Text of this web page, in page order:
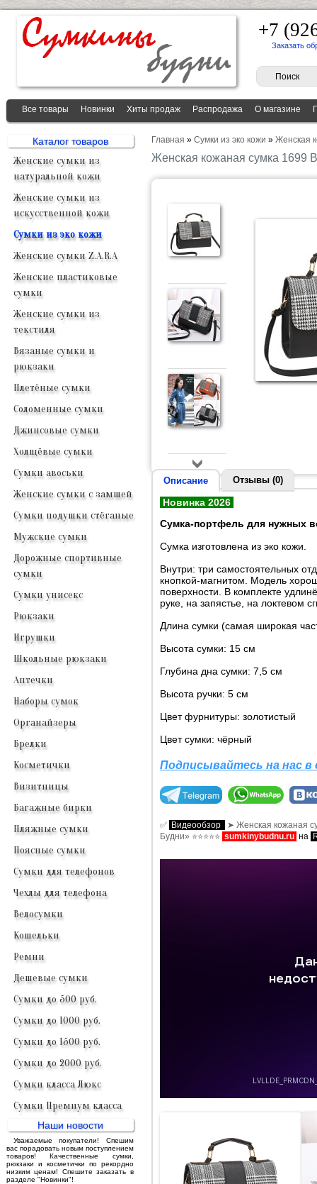
+7
Заказать
Все товары Новинки Хиты продаж Распродажа О магазине
Каталог товаров
Женские сумки из
натуральной кожи
Женские сумки из
искусственной кожи
Сумки из эко кожи
Женские сумки Z.A.R.A
Женские пластиковые
сумки
Женские сумки из
текстиля
Вязаные сумки и
рюкзаки
Плетёные сумки
Соломенные сумки
Джинсовые сумки
Холщёвые сумки
Сумки авоськи
Женские сумки с замшей
Сумки подушки стёганые
Мужские сумки
Дорожные спортивные
сумки
Сумки унисекс
Рюкзаки
Игрушки
Школьные рюкзаки
Аптечки
Наборы сумок
Органайзеры
Брелки
Косметички
Визитницы
Багажные бирки
Пляжные сумки
Поясные сумки
Сумки для телефонов
Чехлы для телефона
Велосумки
Кошельки
Ремни
Дешевые сумки
Сумки до 500 руб.
Сумки до 1000 руб.
Сумки до 1500 руб.
Сумки до 2000 руб.
Сумки класса Люкс
Сумки Премиум класса
Наши новости
Уважаемые покупатели! Спешим
вас порадовать новым поступлением
товаров! Качественные сумки,
рюкзаки и косметички по рекордно
низким ценам! Спешите заказать в
разделе "Новинки"!
Главная » Сумки из эко кожи » Женская
Женская кожаная сумка 1699
Описание Отзывы (0)
Новинка 2026
Сумка-портфель для нужных
Сумка изготовлена из эко кожи.
Внутри: три самостоятельных
кнопкой-магнитом. Модель
поверхности. В комплекте
руке, на запястье, на локтевом
Длина сумки (самая широкая
Высота сумки: 15 см
Глубина дна сумки: 7,5 см
Высота ручки: 5 см
Цвет фурнитуры: золотистый
Цвет сумки: чёрный
Подписывайтесь на нас
✅ Видеообзор
➤ Женская кожаная
Будни» ⭐⭐⭐⭐⭐ sumkinybudnu.ru на